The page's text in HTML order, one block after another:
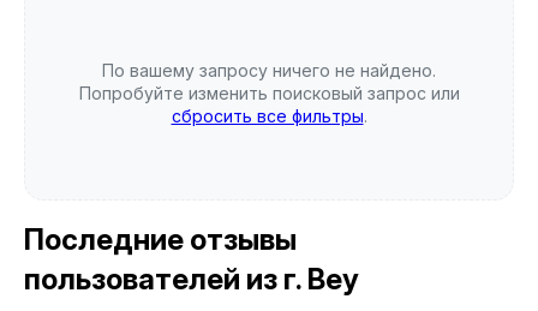
По вашему запросу ничего не найдено.
Попробуйте изменить поисковый запрос или
сбросить все фильтры.
Последние отзывы
пользователей из г. Bey